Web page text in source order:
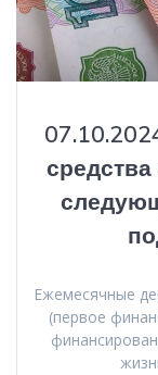
Ежемесячные
(первое